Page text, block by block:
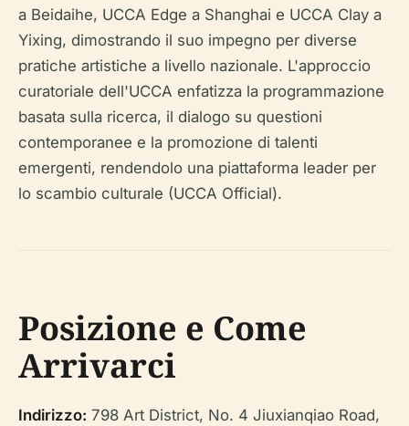
a Beidaihe, UCCA Edge a Shanghai e UCCA Clay a
Yixing, dimostrando il suo impegno per diverse
pratiche artistiche a livello nazionale. L'approccio
curatoriale dell'UCCA enfatizza la programmazione
basata sulla ricerca, il dialogo su questioni
contemporanee e la promozione di talenti
emergenti, rendendolo una piattaforma leader per
lo scambio culturale (UCCA Official).
Posizione e Come
Arrivarci
Indirizzo: 798 Art District, No. 4 Jiuxianqiao Road,